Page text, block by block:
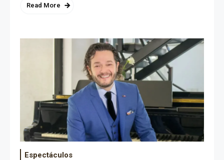
Read More
Espectáculos